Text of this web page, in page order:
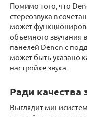
Помимо того, что
стереозвука в
может
объемного звучания
панелей Denon с
может быть указано
настройке звука.
Ради качества
Выглядит